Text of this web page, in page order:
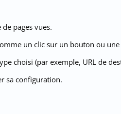
pages vues.
un clic sur un bouton ou une
choisi (par exemple, URL de
sa configuration.